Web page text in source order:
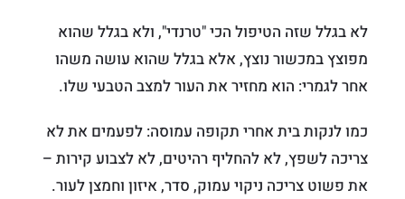
לא בגלל שזה הטיפול הכי "טרנדי", ולא בגלל שהוא
מפוצץ במכשור נוצץ, אלא בגלל שהוא עושה משהו
אחר לגמרי: הוא מחזיר את העור למצב הטבעי שלו.
כמו לנקות בית אחרי תקופה עמוסה: לפעמים את לא
צריכה לשפץ, לא להחליף רהיטים, לא לצבוע קירות –
את פשוט צריכה ניקוי עמוק, סדר, איזון וחמצן לעור.